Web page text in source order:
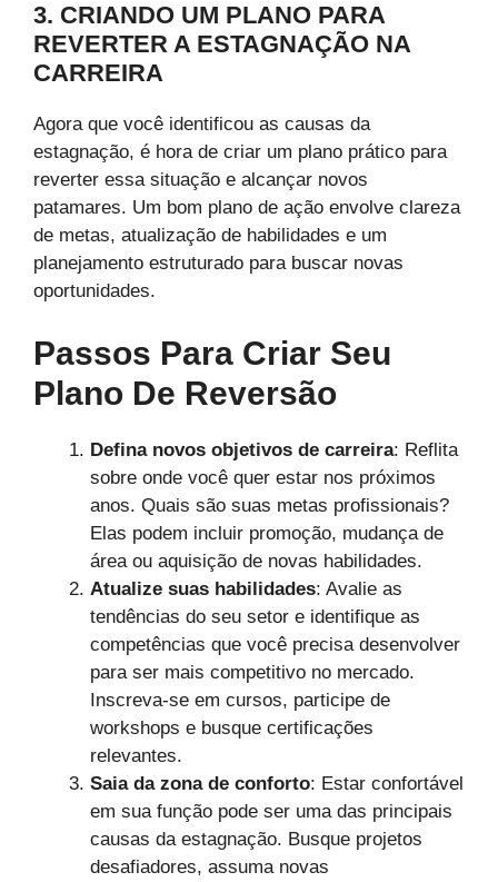
3. CRIANDO UM PLANO PARA
REVERTER A ESTAGNAÇÃO NA
CARREIRA
Agora que você identificou as causas da
estagnação, é hora de criar um plano prático para
reverter essa situação e alcançar novos
patamares. Um bom plano de ação envolve clareza
de metas, atualização de habilidades e um
planejamento estruturado para buscar novas
oportunidades.
Passos Para Criar Seu
Plano De Reversão
Defina novos objetivos de carreira: Reflita
sobre onde você quer estar nos próximos
anos. Quais são suas metas profissionais?
Elas podem incluir promoção, mudança de
área ou aquisição de novas habilidades.
Atualize suas habilidades: Avalie as
tendências do seu setor e identifique as
competências que você precisa desenvolver
para ser mais competitivo no mercado.
Inscreva-se em cursos, participe de
workshops e busque certificações
relevantes.
Saia da zona de conforto: Estar confortável
em sua função pode ser uma das principais
causas da estagnação. Busque projetos
desafiadores, assuma novas